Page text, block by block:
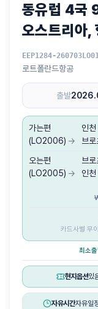
동유럽 4국
오스트리아,
EEP1284-
로트폴란드항공
출발
가는편
(LO2006) →
인천
브
오는편
(LO2005) →
브
인천
카드사별 무
최소
현지옵션있
자유시간자유일